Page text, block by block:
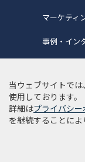
マーケティ
事例・イン
当サイト
当ウェブサイトで
使用しております。
詳細はプライバシ
を継続することによ